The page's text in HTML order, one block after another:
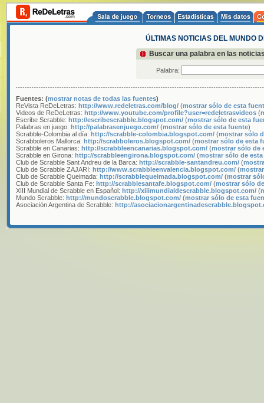
ÚLTIMAS NOTICIAS DEL MUNDO
Buscar una palabra en las
Palabra:
Fuentes: (mostrar notas de todas las fuentes)
ReVista ReDeLetras: http://www.redeletras.com/blog/ (mostrar sólo de esta
Videos de ReDeLetras: http://www.youtube.com/profile?user=redeletrasvideos (
Escribe Scrabble: http://escribescrabble.blogspot.com/ (mostrar sólo de esta
Palabras en juego: http://palabrasenjuego.com/ (mostrar sólo de esta fuente)
Scrabble-Colombia al día: http://scrabble-colombia.blogspot.com/ (mostrar sólo
Scrabboleros Mallorca: http://scrabboleros.blogspot.com/ (mostrar sólo de esta
Scrabble en Canarias: http://scrabbleencanarias.blogspot.com/ (mostrar sólo de
Scrabble en Girona: http://scrabbleengirona.blogspot.com/ (mostrar sólo de
Club de Scrabble Sant Andreu de la Barca: http://scrabble-santandreu.com/ (
Club de Scrabble ZAJARI: http://www.scrabbleenvalencia.blogspot.com/ (
Club de Scrabble Queimada: http://scrabblequeimada.blogspot.com/ (mostrar
Club de Scrabble Santa Fe: http://scrabblesantafe.blogspot.com/ (mostrar sólo
XIII Mundial de Scrabble en Español: http://xiiimundialdescrabble.blogspot.com/ (
Mundo Scrabble: http://mundoscrabble.blogspot.com/ (mostrar sólo de esta
Asociación Argentina de Scrabble: http://